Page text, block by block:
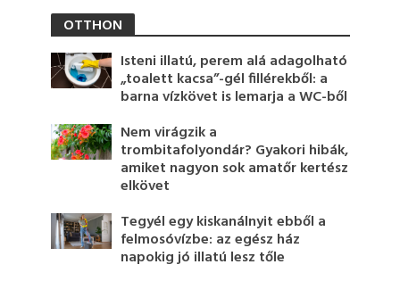
OTTHON
Isteni illatú, perem alá adagolható
„toalett kacsa”-gél fillérekből: a
barna vízkövet is lemarja a WC-ből
Nem virágzik a
trombitafolyondár? Gyakori hibák,
amiket nagyon sok amatőr kertész
elkövet
Tegyél egy kiskanálnyit ebből a
felmosóvízbe: az egész ház
napokig jó illatú lesz tőle